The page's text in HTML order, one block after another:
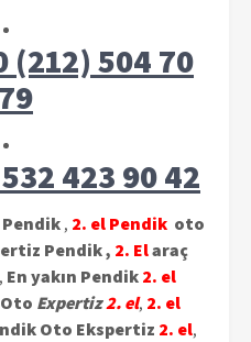
(212) 504 70
79
423 90 42
, 2. el Pendik oto
Pendik , 2. Elaraç
, En yakın Pendik2. el
Expertiz2. el, 2. el
Oto Ekspertiz 2. el,